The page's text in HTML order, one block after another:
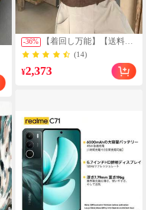
-36%
【着回し万能】【送料無
料】Y2Kギャル風女性用
パフスリーブ レース ト
リム ウエストリボン ス
リムフィット ブラウス
(14)
¥2,373